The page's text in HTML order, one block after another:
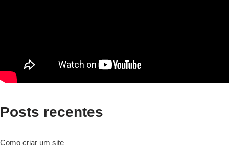
Posts recentes
Como criar um site